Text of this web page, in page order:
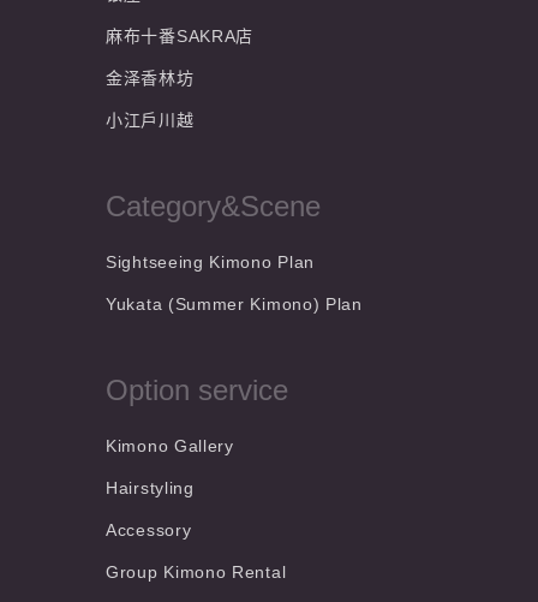
麻布十番SAKRA店
金泽香林坊
小江戶川越
Category&Scene
Sightseeing Kimono Plan
Yukata (Summer Kimono) Plan
Option service
Kimono Gallery
Hairstyling
Accessory
Group Kimono Rental